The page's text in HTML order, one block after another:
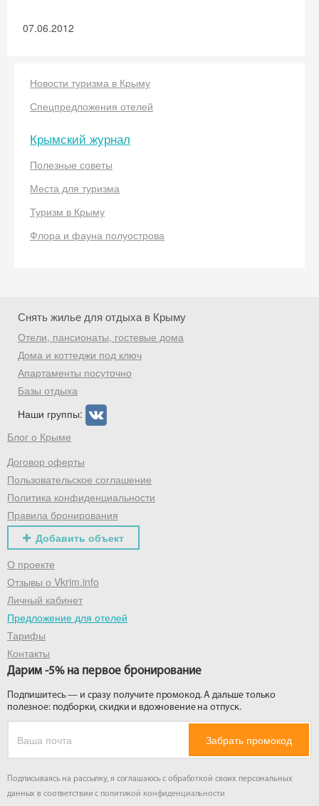
07.06.2012
Новости туризма в Крыму
Спецпредложения отелей
Крымский журнал
Полезные советы
Места для туризма
Туризм в Крыму
Флора и фауна полуострова
Снять жилье для отдыха в Крыму
Отели, пансионаты, гостевые дома
Дома и коттеджи под ключ
Апартаменты посуточно
Базы отдыха
Наши группы:
Блог о Крыме
Договор оферты
Пользовательское соглашение
Политика конфиденциальности
Правила бронирования
Добавить объект
О проекте
Отзывы о Vkrim.info
Личный кабинет
Предложение для отелей
Тарифы
Контакты
Дарим -5% на первое бронирование
Подпишитесь — и сразу получите промокод. А дальше только
полезное: подборки, скидки и вдохновение на отпуск.
Забрать промокод
Подписываясь на рассылку, я соглашаюсь с обработкой своих персональных
данных в соответствии с политикой конфиденциальности